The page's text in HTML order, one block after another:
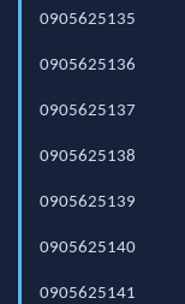
0905625135
0905625136
0905625137
0905625138
0905625139
0905625140
0905625141